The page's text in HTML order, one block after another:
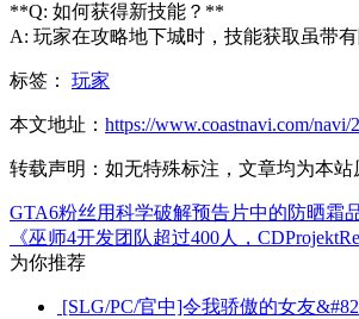
**Q: 如何获得新技能？**
A: 玩家在攻略地下城时，技能获取虽带
标签： 玩家
本文地址： https://www.coastnavi.com/navi/
转载声明： 如无特殊标注，文章均为本站
GTA6粉丝用科学破解预告片中的防晒霜
《巫师4开发团队超过400人，
为你推荐
[SLG/PC/官中]令我骄傲的女友